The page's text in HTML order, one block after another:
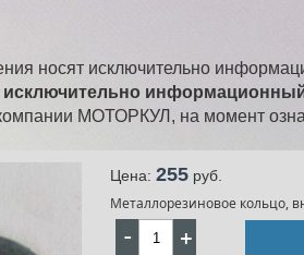
носят исключительно
МОТОРКУЛ, на момент
Цена: 255 pуб.
Металлорезиновое кольцо,